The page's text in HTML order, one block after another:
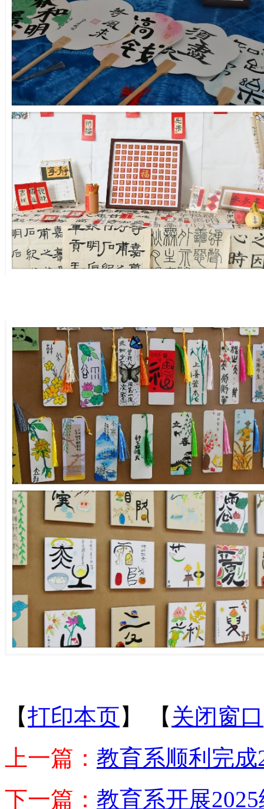
【打印本页】 【 关闭窗口
上一篇： 教育系顺利完
下一篇： 教育系开展